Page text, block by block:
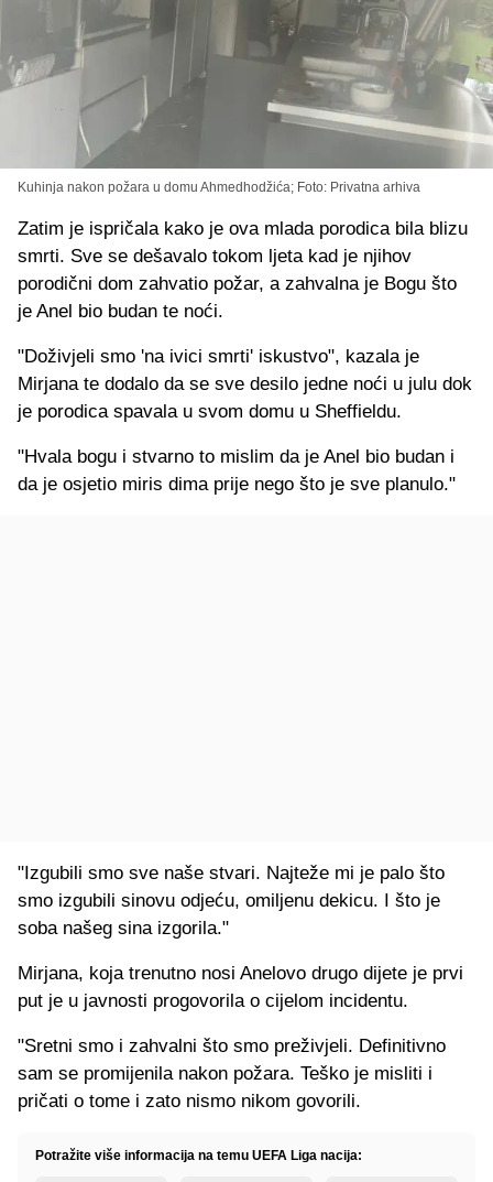
Kuhinja nakon požara u domu Ahmedhodžića; Foto: Privatna arhiva
Zatim je ispričala kako je ova mlada porodica bila blizu
smrti. Sve se dešavalo tokom ljeta kad je njihov
porodični dom zahvatio požar, a zahvalna je Bogu što
je Anel bio budan te noći.
"Doživjeli smo 'na ivici smrti' iskustvo", kazala je
Mirjana te dodalo da se sve desilo jedne noći u julu dok
je porodica spavala u svom domu u Sheffieldu.
"Hvala bogu i stvarno to mislim da je Anel bio budan i
da je osjetio miris dima prije nego što je sve planulo."
"Izgubili smo sve naše stvari. Najteže mi je palo što
smo izgubili sinovu odjeću, omiljenu dekicu. I što je
soba našeg sina izgorila."
Mirjana, koja trenutno nosi Anelovo drugo dijete je prvi
put je u javnosti progovorila o cijelom incidentu.
"Sretni smo i zahvalni što smo preživjeli. Definitivno
sam se promijenila nakon požara. Teško je misliti i
pričati o tome i zato nismo nikom govorili.
Potražite više informacija na temu UEFA Liga nacija: